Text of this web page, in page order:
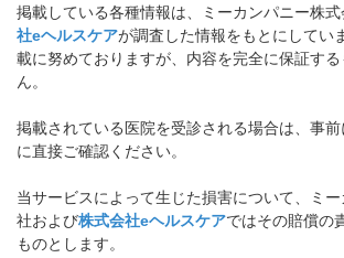
掲載している各種情報は、ミーカンパニー株
社eヘルスケアが調査した情報をもとにしてい
載に努めておりますが、内容を完全に保証す
ん。
掲載されている医院を受診される場合は、事
に直接ご確認ください。
当サービスによって生じた損害について、ミ
社および株式会社eヘルスケアではその賠償の
ものとします。